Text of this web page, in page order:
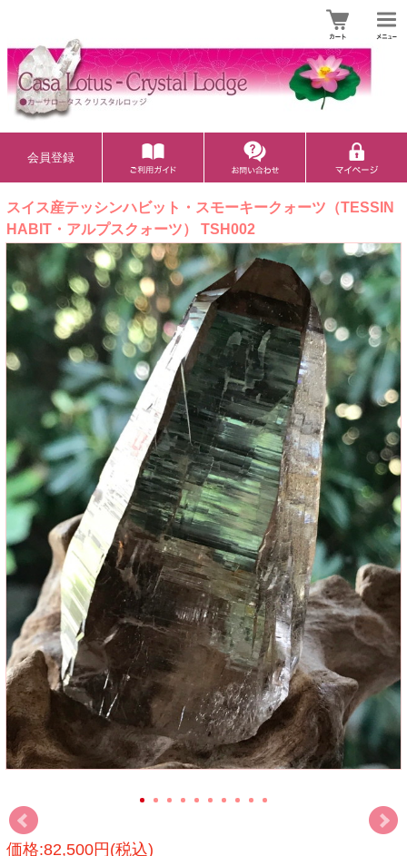
会員登録
スイス産テッシンハビット・スモーキークォーツ（TESSIN
HABIT・アルプスクォーツ） TSH002
価格:82,500円(税込)